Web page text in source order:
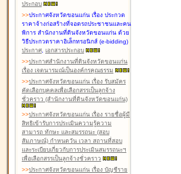
ประกอบ
>>ประกาศจังหวัดขอนแก่น เรื่อง ประกวด
ราคาจ้างก่อสร้างที่จอดรถประชาชนและคน
พิการ สำนักงานที่ดินจังหวัดขอนแก่น ด้วย
วิธีประกวดราคาอิเล็กทรอนิกส์ (e-bidding)
ประกาศ, เอกสารประกอบ
>>ประกาศสำนักงานที่ดินจังหวัดขอนแก่น
เรื่อง เจตนารมณ์เป็นองค์กรคุณธรรม
>>ประกาศจังหวัดขอนแก่น เรื่อง รับสมัคร
คัดเลือกบุคคลเพื่อเลือกสรรเป็นลูกจ้าง
ชั่วคราว (สำนักงานที่ดินจังหวัดขอนแก่น)
>>ประกาศจังหวัดขอนแก่น เรื่อง รายชื่อผู้มี
สิทธิเข้ารับการประเมินความรู้ความ
สามารถ ทักษะ และสมรรถนะ (สอบ
สัมภาษณ์) กำหนดวัน เวลา สถานที่สอบ
และระเบียบเกี่ยวกับการประเมินสมรรถนะฯ
เพื่อเลือกสรรเป็นลูกจ้างชั่วคราว
>>ประกาศจังหวัดขอนแก่น เรื่อง บัญชีราย